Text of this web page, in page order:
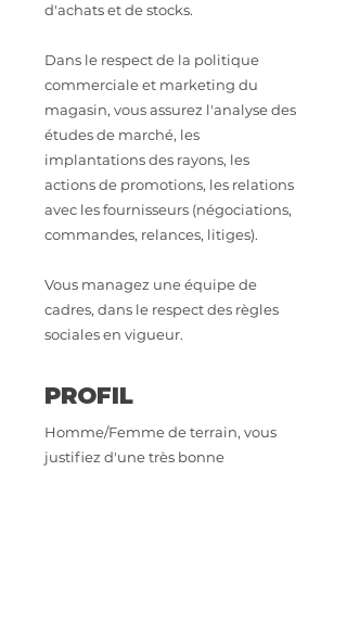
d'achats et de stocks.
Dans le respect de la politique
commerciale et marketing du
magasin, vous assurez l'analyse des
études de marché, les
implantations des rayons, les
actions de promotions, les relations
avec les fournisseurs (négociations,
commandes, relances, litiges).
Vous managez une équipe de
cadres, dans le respect des règles
sociales en vigueur.
PROFIL
Homme/Femme de terrain, vous
justifiez d'une très bonne